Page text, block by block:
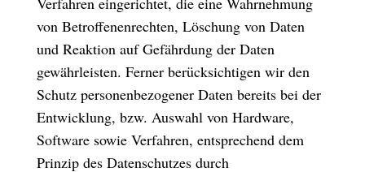
von Betroffenenrechten, Löschung von Daten
und Reaktion auf Gefährdung der Daten
gewährleisten. Ferner berücksichtigen wir den
Schutz personenbezogener Daten bereits bei der
Entwicklung, bzw. Auswahl von Hardware,
Software sowie Verfahren, entsprechend dem
Prinzip des Datenschutzes durch